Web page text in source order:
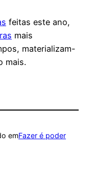
feitas este ano,
mais
materializam-
mais.
emFazer é poder